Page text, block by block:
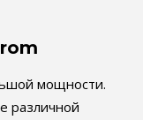
мощности.
различной